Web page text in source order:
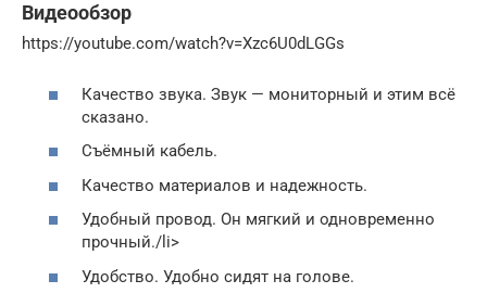
Видеообзор
https://youtube.com/watch?v=Xzc6U0dLGGs
Качество звука. Звук — мониторный и этим всё
сказано.
Съёмный кабель.
Качество материалов и надежность.
Удобный провод. Он мягкий и одновременно
прочный./li>
Удобство. Удобно сидят на голове.